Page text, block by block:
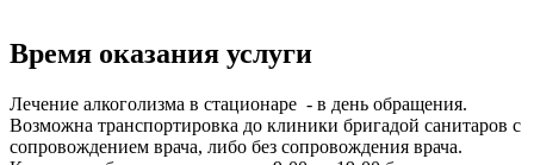
Время оказания услуги
Лечение алкоголизма в стационаре - в день обращения.
Возможна транспортировка до клиники бригадой санитаров с
сопровождением врача, либо без сопровождения врача.